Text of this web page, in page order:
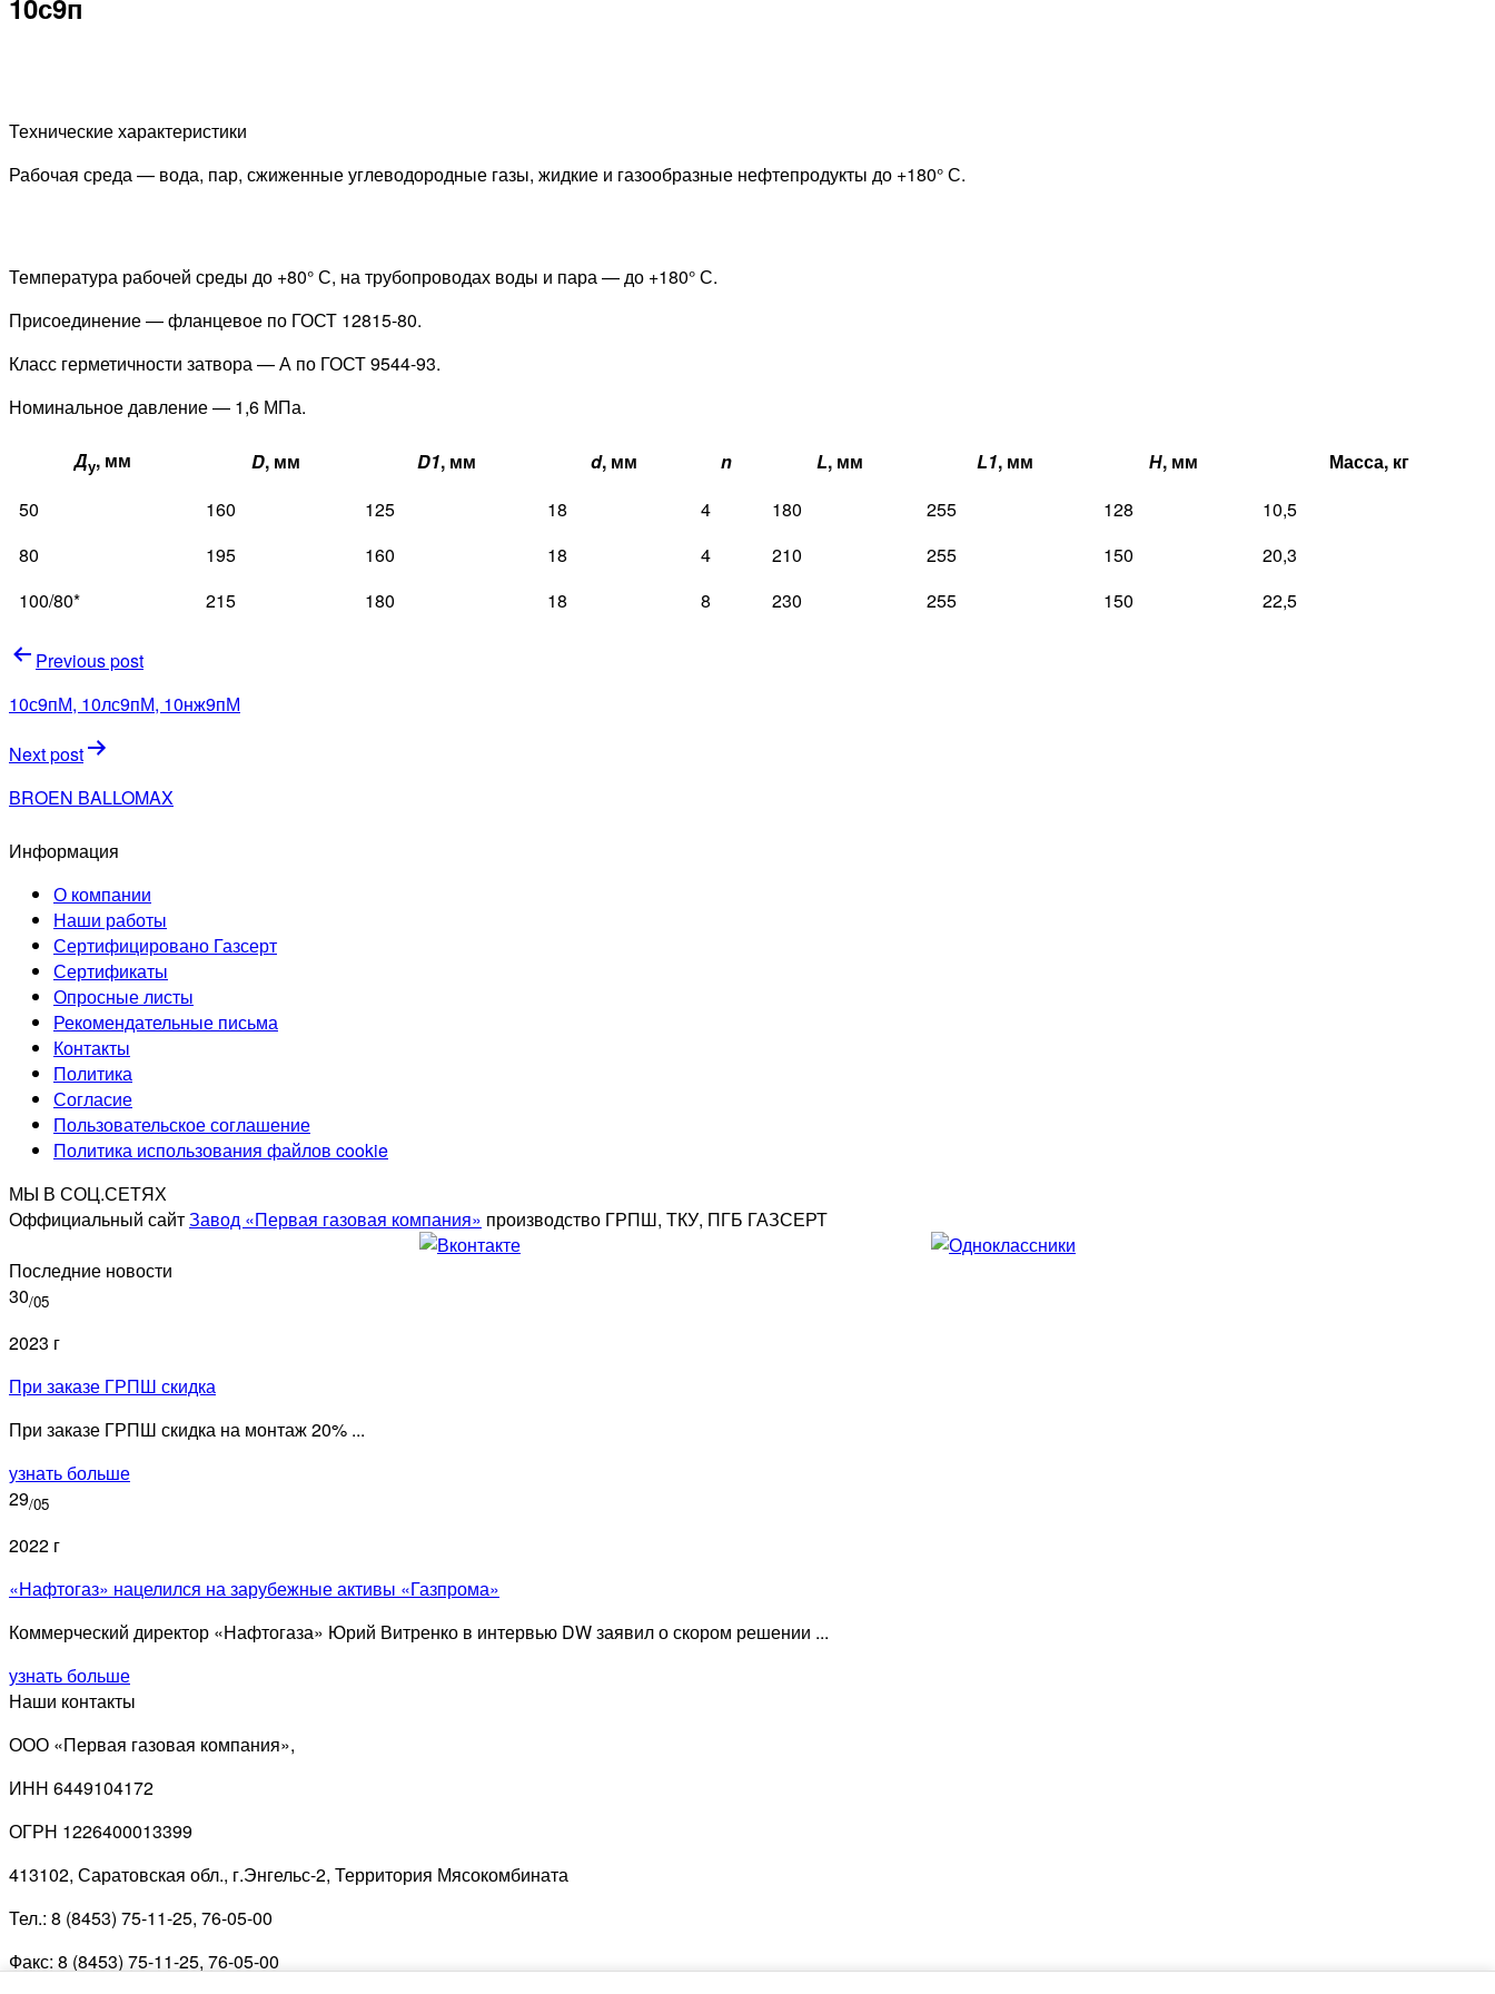
10с9п
Технические характеристики
Рабочая среда — вода, пар, сжиженные углеводородные газы, жидкие и газообразные нефтепродукты до +180° С.
Температура рабочей среды до +80° С, на трубопроводах воды и пара — до +180° С.
Присоединение — фланцевое по ГОСТ 12815-80.
Класс герметичности затвора — А по ГОСТ 9544-93.
Номинальное давление — 1,6 МПа.
Ду, мм D, мм D1, мм d, мм n L, мм L1, мм Н, мм
Масса, кг
50
160 125 18 4 180 255 128
10,5
80
195 160 18 4 210 255 150
20,3
100/80*
215 180 18 8 230 255 150 22,5
Навигация
по
записям
Previous post
10с9пМ, 10лс9пМ, 10нж9пМ
Next post
BROEN BALLOMAX
Информация
О компании
Наши работы
Сертифицировано Газсерт
Сертификаты
Опросные листы
Рекомендательные письма
Контакты
Политика
Согласие
Пользовательское соглашение
Политика использования файлов cookie
МЫ В СОЦ.СЕТЯХ
Оффициальный сайтЗавод «Первая газовая компания» производство ГРПШ, ТКУ, ПГБ ГАЗСЕРТ
Последние новости
30/05
2023 г
При заказе ГРПШ скидка
При заказе ГРПШ скидка на монтаж 20% ...
узнать больше
29/05
2022 г
«Нафтогаз» нацелился на зарубежные активы «Газпрома»
Коммерческий директор «Нафтогаза» Юрий Витренко в интервью DW заявил о скором решении ...
узнать больше
Наши контакты
ООО «Первая газовая компания»,
ИНН 6449104172
ОГРН 1226400013399
413102, Саратовская обл., г.Энгельс-2, Территория Мясокомбината
Тел.: 8 (8453) 75-11-25, 76-05-00
Факс: 8 (8453) 75-11-25, 76-05-00